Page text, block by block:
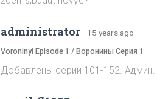
administrator · 15 years ago
Voroninyi Episode 1 / Воронины Серия 1
Добавлены серии 101-152. Админ.